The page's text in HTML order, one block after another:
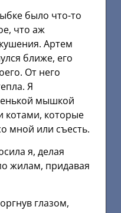
было что-то
что аж
Артем
ближе, его
От него
Я
мышкой
котами, которые
мной или съесть.
я, делая
жилам, придавая
глазом,